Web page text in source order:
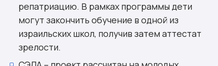
репатриацию. В рамках программы дети
могут закончить обучение в одной из
израильских школ, получив затем аттестат
зрелости.